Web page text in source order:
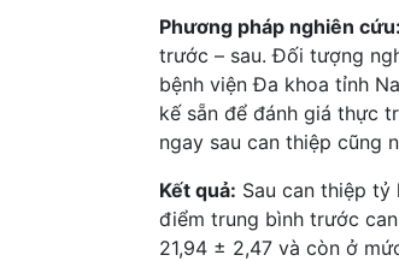
Phương pháp nghiên cứu:
trước – sau. Đối tượng
bệnh viện Đa khoa tỉnh
kế sẵn để đánh giá thực
ngay sau can thiệp cũng
Kết quả: Sau can thiệp
điểm trung bình trước
21,94 ± 2,47 và còn ở